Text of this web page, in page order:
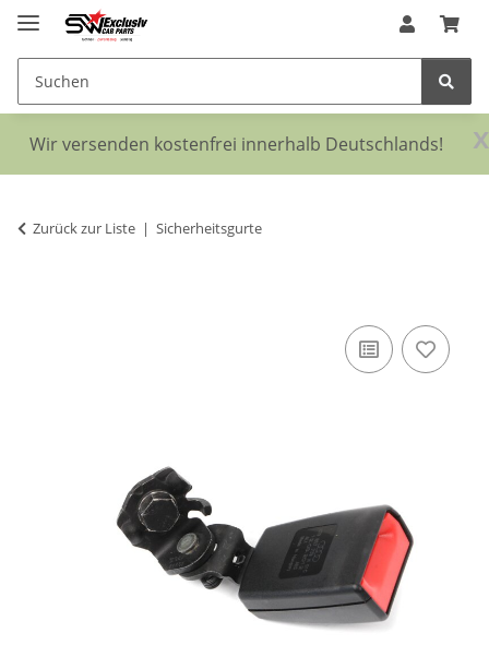
x
Wir versenden kostenfrei innerhalb Deutschlands!
Zurück zur Liste Sicherheitsgurte